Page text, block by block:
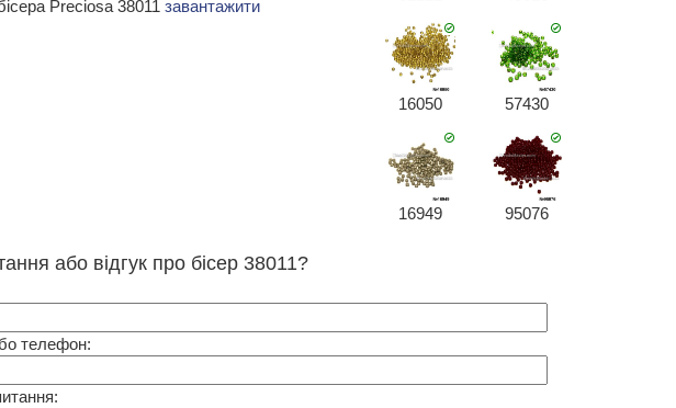
Preciosa 38011 завантажити
16050 57430
16949 95076
або відгук про бісер 38011?
телефон: